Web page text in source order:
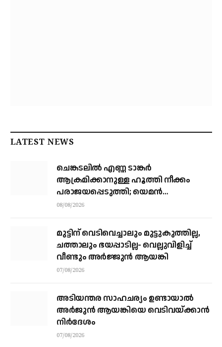
LATEST NEWS
ചെങ്കടലില്‍ എണ്ണ ടാങ്കര്‍
ആക്രമിക്കാനുള്ള ഹൂത്തി നീക്കം
പരാജയപ്പെടുത്തി; യെമൻ
സംഘർഷത്തിലേക്ക് നീങ്ങുന്നുവെന്ന്
08/08/2026
മുട്ടിന് വെടിവെച്ചാലും മുട്ടുകുത്തില്ല,
ചത്താലും ഭയപ്പാടില്ല- വെല്ലുവിളിച്ച്
വീണ്ടും അർജ്ജുൻ ആയങ്കി
07/08/2026
അടിയന്തര സാഹചര്യം ഉണ്ടായാല്‍
അര്‍ജുന്‍ ആയങ്കിയെ വെടിവയ്ക്കാന്‍
നിര്‍ദേശം
07/08/2026